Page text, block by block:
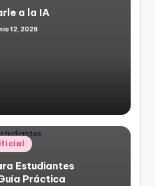
a la IA
12, 2026
Estudiantes
Práctica